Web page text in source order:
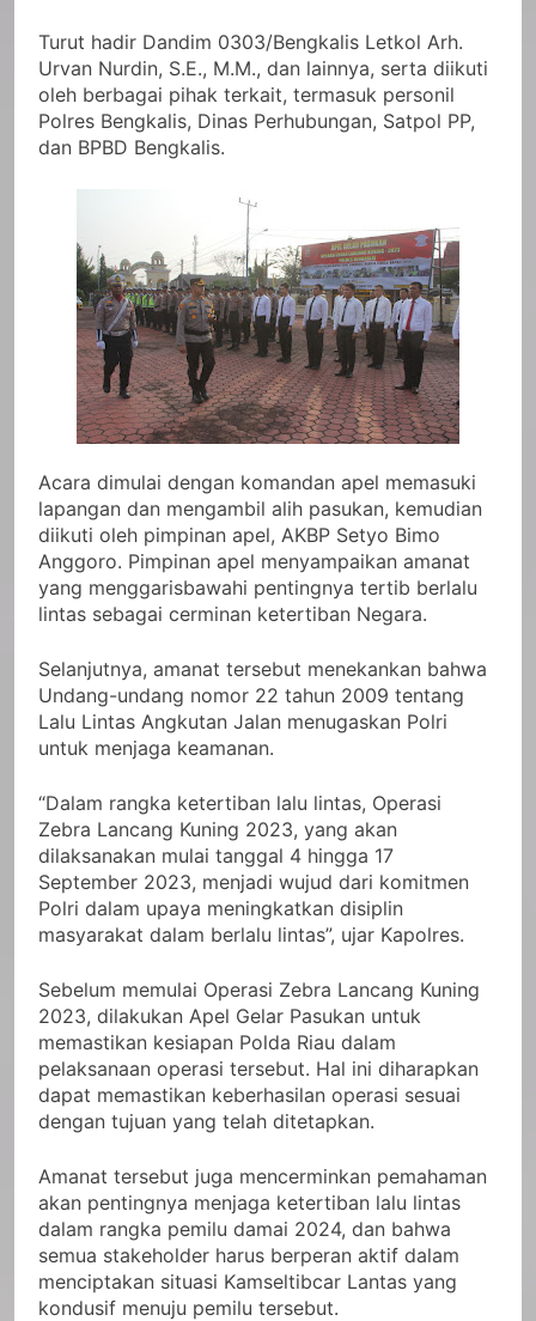
Turut hadir Dandim 0303/Bengkalis Letkol Arh.
Urvan Nurdin, S.E., M.M., dan lainnya, serta diikuti
oleh berbagai pihak terkait, termasuk personil
Polres Bengkalis, Dinas Perhubungan, Satpol PP,
dan BPBD Bengkalis.
Acara dimulai dengan komandan apel memasuki
lapangan dan mengambil alih pasukan, kemudian
diikuti oleh pimpinan apel, AKBP Setyo Bimo
Anggoro. Pimpinan apel menyampaikan amanat
yang menggarisbawahi pentingnya tertib berlalu
lintas sebagai cerminan ketertiban Negara.
Selanjutnya, amanat tersebut menekankan bahwa
Undang-undang nomor 22 tahun 2009 tentang
Lalu Lintas Angkutan Jalan menugaskan Polri
untuk menjaga keamanan.
“Dalam rangka ketertiban lalu lintas, Operasi
Zebra Lancang Kuning 2023, yang akan
dilaksanakan mulai tanggal 4 hingga 17
September 2023, menjadi wujud dari komitmen
Polri dalam upaya meningkatkan disiplin
masyarakat dalam berlalu lintas”, ujar Kapolres.
Sebelum memulai Operasi Zebra Lancang Kuning
2023, dilakukan Apel Gelar Pasukan untuk
memastikan kesiapan Polda Riau dalam
pelaksanaan operasi tersebut. Hal ini diharapkan
dapat memastikan keberhasilan operasi sesuai
dengan tujuan yang telah ditetapkan.
Amanat tersebut juga mencerminkan pemahaman
akan pentingnya menjaga ketertiban lalu lintas
dalam rangka pemilu damai 2024, dan bahwa
semua stakeholder harus berperan aktif dalam
menciptakan situasi Kamseltibcar Lantas yang
kondusif menuju pemilu tersebut.